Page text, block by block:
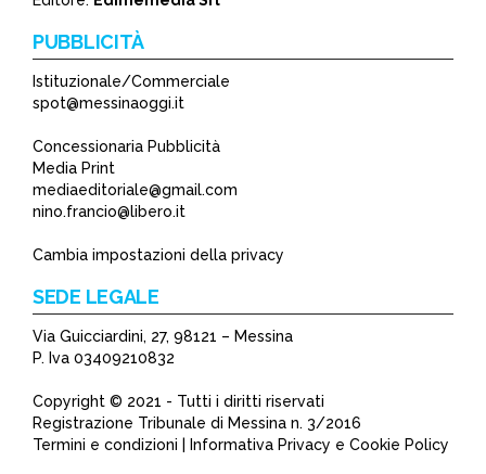
PUBBLICITÀ
Istituzionale/Commerciale
spot@messinaoggi.it
Concessionaria Pubblicità
Media Print
mediaeditoriale@gmail.com
nino.francio@libero.it
Cambia impostazioni della privacy
SEDE LEGALE
Via Guicciardini, 27, 98121 – Messina
P. Iva 03409210832
Copyright © 2021 - Tutti i diritti riservati
Registrazione Tribunale di Messina n. 3/2016
Termini e condizioni | Informativa Privacy e Cookie Policy